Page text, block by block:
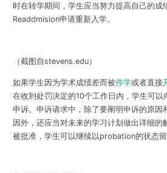
时在转学期间，学生应当努力提高自己的成
Readdmision申请重新入学。
（截图自stevens.edu）
如果学生因为学术成绩差而被停学或者直接
在收到处罚决定的10个工作日内，学生可以
申诉。申诉请求中，除了要阐明申诉的原因
因外，还应当对未来的学习计划做出详细的
被批准，学生可以继续以probation的状态留